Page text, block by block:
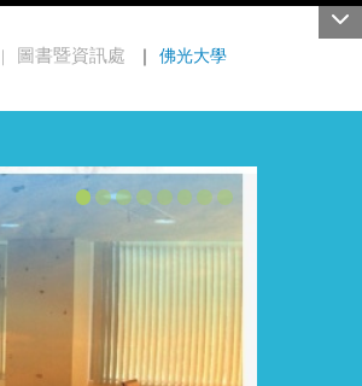
圖書暨資訊處 ｜ 佛光大學